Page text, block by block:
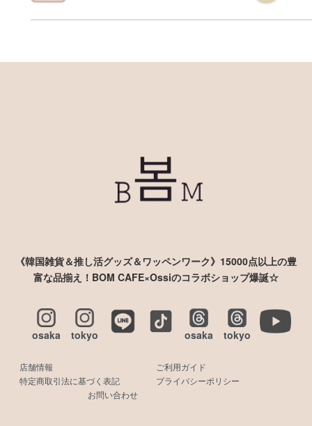
《韓国雑貨＆推し活グッズ＆ワッペンワーク》15000点以上の豊
富な品揃え！BOM CAFE×Ossiのコラボショップ爆誕☆
osaka tokyo osaka tokyo
店舗情報
ご利用ガイド
特定商取引法に基づく表記
プライバシーポリシー
お問い合わせ